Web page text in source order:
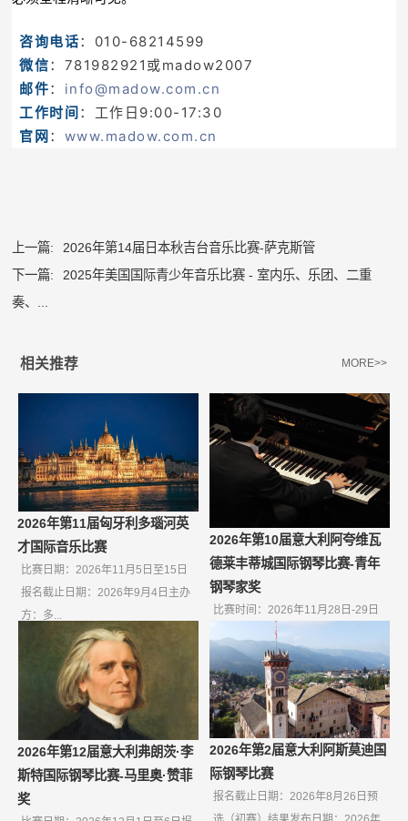
咨询电话：010-68214599
微信：781982921或madow2007
邮件： info@madow.com.cn
工作时间：工作日9:00-17:30
官网： www.madow.com.cn
上一篇:
2026年第14届日本秋吉台音乐比赛-萨克斯管
下一篇:
2025年美国国际青少年音乐比赛 - 室内乐、乐团、二重
奏、...
相关推荐 MORE>>
2026年第11届匈牙利多瑙河英
才国际音乐比赛
比赛日期：2026年11月5日至15日
报名截止日期：2026年9月4日主办
方：多...
2026年第10届意大利阿夸维瓦
德莱丰蒂城国际钢琴比赛-青年
钢琴家奖
比赛时间：2026年11月28日-29日
报名截止日期：2026年10月9日如
果无...
2026年第12届意大利弗朗茨·李
斯特国际钢琴比赛-马里奥·赞菲
奖
2026年第2届意大利阿斯莫迪国
际钢琴比赛
报名截止日期：2026年8月26日预